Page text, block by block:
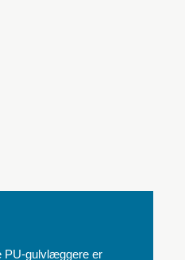
PU-gulvlæggere er